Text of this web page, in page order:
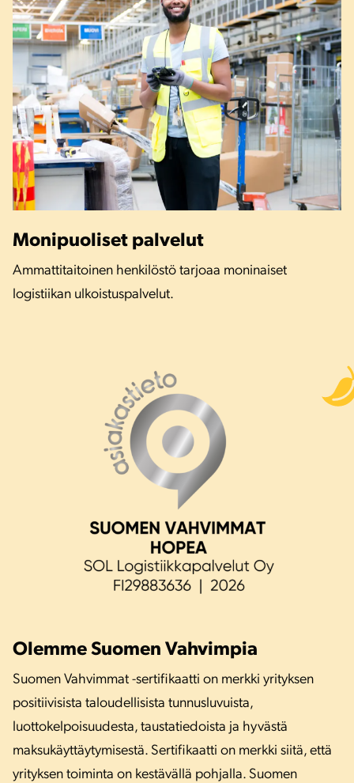
Monipuoliset palvelut
Ammattitaitoinen henkilöstö tarjoaa moninaiset
logistiikan ulkoistuspalvelut.
Olemme Suomen Vahvimpia
Suomen Vahvimmat -sertifikaatti on merkki yrityksen
positiivisista taloudellisista tunnusluvuista,
luottokelpoisuudesta, taustatiedoista ja hyvästä
maksukäyttäytymisestä. Sertifikaatti on merkki siitä, että
yrityksen toiminta on kestävällä pohjalla. Suomen